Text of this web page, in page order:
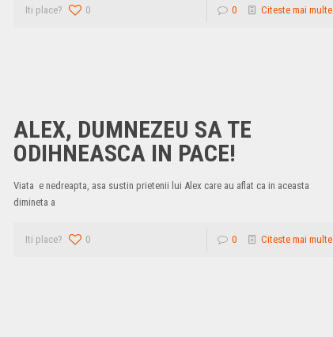
Iti place? 0 0 Citeste mai multe
ALEX, DUMNEZEU SA TE
ODIHNEASCA IN PACE!
Viata e nedreapta, asa sustin prietenii lui Alex care au aflat ca in aceasta
dimineta a
Iti place? 0 0 Citeste mai multe